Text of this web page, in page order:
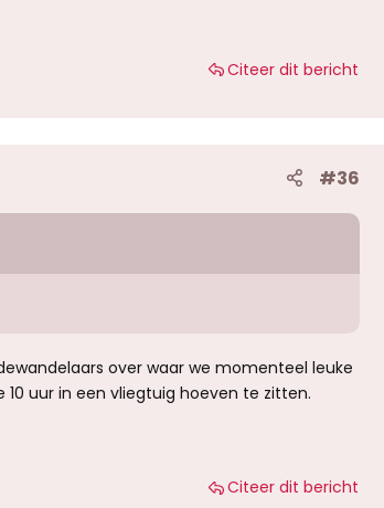
Citeer dit bericht
#36
over waar we momenteel leuke
uur in een vliegtuig hoeven te zitten.
Citeer dit bericht